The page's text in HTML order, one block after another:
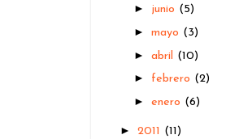
► junio (5)
►mayo (3)
►abril (10)
► febrero (2)
►enero (6)
► 2011 (11)